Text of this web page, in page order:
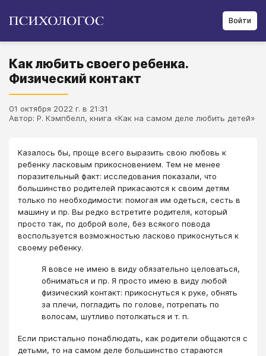
Войти
Как любить своего ребенка.
Физический контакт
01 октября 2022 г. в 21:31
Автор: Р. Кэмпбелл, книга «Как на самом деле любить детей»
​Казалось бы, проще всего выразить свою любовь к
ребенку ласковым прикосновением. Тем не менее
поразительный факт: исследования показали, что
большинство родителей прикасаются к своим детям
только по необходимости: помогая им одеться, сесть в
машину и пр. Вы редко встретите родителя, который
просто так, по доброй воле, без всякого повода
воспользуется возможностью ласково прикоснуться к
своему ребенку.
Я вовсе не имею в виду обязательно целоваться,
обниматься и пр. Я просто имею в виду любой
физический контакт: прикоснуться к руке, обнять
за плечи, погладить по голове, потрепать по
волосам, шутливо потолкаться и т. п.
Если пристально понаблюдать, как родители общаются с
детьми, то на самом деле большинство стараются